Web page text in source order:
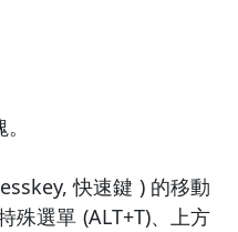
快速鍵 ) 的移動
殊選單 (ALT+T)、上方